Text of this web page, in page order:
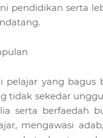
pendidikan serta
pelajar yang
tidak sekedar
serta berfaedah
mengawasi